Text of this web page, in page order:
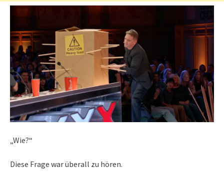
„Wie?“
Diese Frage war überall zu hören.